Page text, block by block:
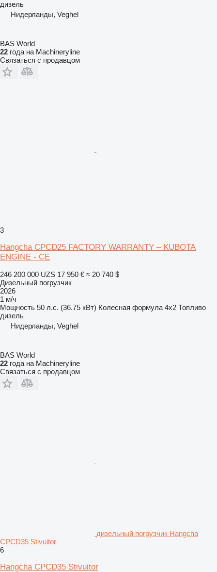
дизель
Нидерланды, Veghel
BAS World
22 года на Machineryline
Связаться с продавцом
3
Hangcha CPCD25 FACTORY WARRANTY – KUBOTA
ENGINE - CE
246 200 000 UZS 17 950 € ≈ 20 740 $
Дизельный погрузчик
2026
1 м/ч
Мощность 50 л.с. (36.75 кВт) Колесная формула 4x2 Топливо
дизель
Нидерланды, Veghel
BAS World
22 года на Machineryline
Связаться с продавцом
дизельный погрузчик Hangcha
CPCD35 Stivuitor
6
Hangcha CPCD35 Stivuitor